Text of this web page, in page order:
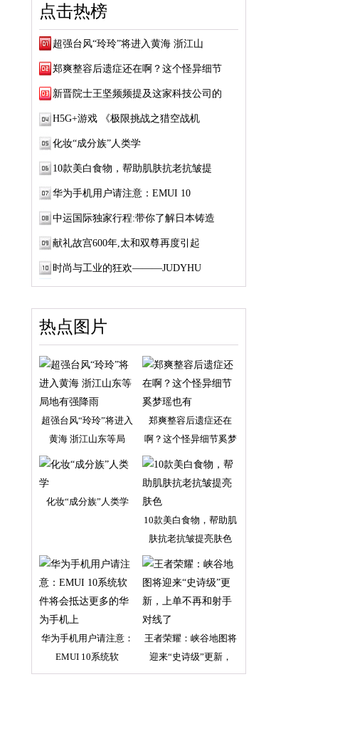
点击热榜
超强台风“玲玲”将进入黄海 浙江山
郑爽整容后遗症还在啊？这个怪异细节
新晋院士王坚频频提及这家科技公司的
H5G+游戏 《极限挑战之猎空战机
化妆“成分族”人类学
10款美白食物，帮助肌肤抗老抗皱提
华为手机用户请注意：EMUI 10
中运国际独家行程:带你了解日本铸造
献礼故宫600年,太和双尊再度引起
时尚与工业的狂欢———JUDYHU
热点图片
超强台风“玲玲”将进入
黄海 浙江山东等局
郑爽整容后遗症还在
啊？这个怪异细节奚梦
瑶
化妆“成分族”人类学
10款美白食物，帮助肌
肤抗老抗皱提亮肤色
华为手机用户请注意：
EMUI 10系统软
王者荣耀：峡谷地图将
迎来“史诗级”更新，